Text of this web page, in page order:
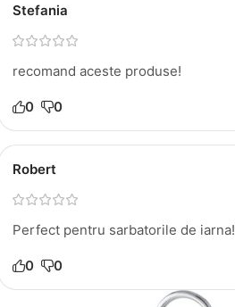
Stefania
recomand aceste produse!
0 0
Robert
Perfect pentru sarbatorile de iarna!
0 0